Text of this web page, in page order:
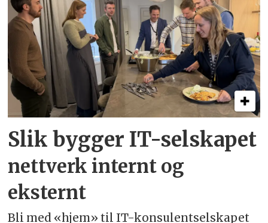
Slik bygger IT-selskapet
nettverk internt og
eksternt
Bli med «hjem» til IT-konsulentselskapet